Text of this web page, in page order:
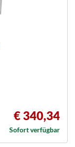
€ 340,34
Sofort verfügbar